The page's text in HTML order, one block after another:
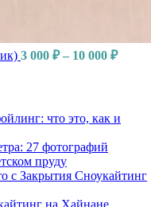
3 000 ₽ – 10 000 ₽
что это, как и
27 фотографий
пруду
с Закрытия Сноукайтинг
на Хайнане